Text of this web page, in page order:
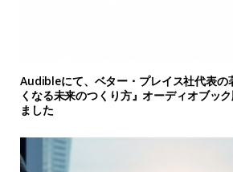
Audibleにて、ベター・プレイス社代表の
くなる未来のつくり方』オーディオブッ
ました